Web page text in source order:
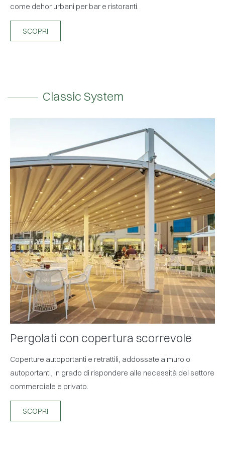
come dehor urbani per bar e ristoranti.
SCOPRI
Classic System
Pergolati con copertura scorrevole
Coperture autoportanti e retrattili, addossate a muro o
autoportanti, in grado di rispondere alle necessità del settore
commerciale e privato.
SCOPRI